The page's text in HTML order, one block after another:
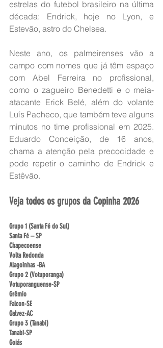
estrelas do futebol brasileiro na última
década: Endrick, hoje no Lyon, e
Estevão, astro do Chelsea.
Neste ano, os palmeirenses vão a
campo com nomes que já têm espaço
com Abel Ferreira no profissional,
como o zagueiro Benedetti e o meia-
atacante Erick Belé, além do volante
Luís Pacheco, que também teve alguns
minutos no time profissional em 2025.
Eduardo Conceição, de 16 anos,
chama a atenção pela precocidade e
pode repetir o caminho de Endrick e
Estêvão.
Veja todos os grupos da Copinha 2026
Grupo 1 (Santa Fé do Sul)
Santa Fé – SP
Chapecoense
Volta Redonda
Alagoinhas -BA
Grupo 2 (Votuporanga)
Votuporanguense-SP
Grêmio
Falcon-SE
Galvez-AC
Grupo 3 (Tanabi)
Tanabi-SP
Goiás